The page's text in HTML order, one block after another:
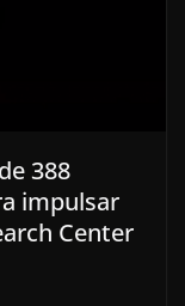
388
impulsar
Center